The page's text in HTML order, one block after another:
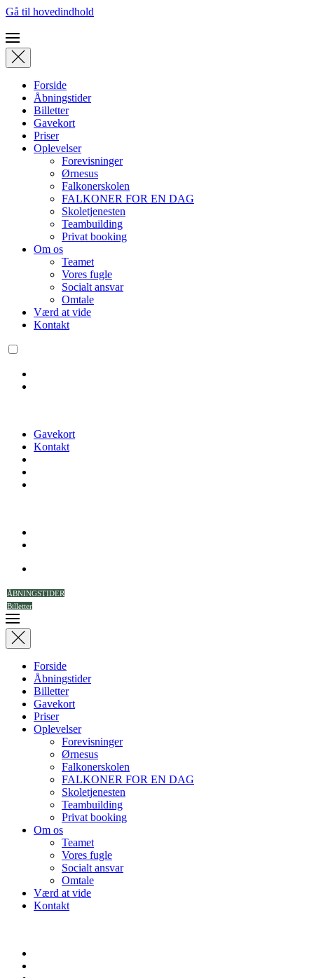
Gå til hovedindhold
Forside
Åbningstider
Billetter
Gavekort
Priser
Oplevelser
Forevisninger
Ørnesus
Falkonerskolen
FALKONER FOR EN DAG
Skoletjenesten
Teambuilding
Privat booking
Om os
Teamet
Vores fugle
Socialt ansvar
Omtale
Værd at vide
Kontakt
Gavekort
Kontakt
ÅBNINGSTIDER
Billetter
Forside
Åbningstider
Billetter
Gavekort
Priser
Oplevelser
Forevisninger
Ørnesus
Falkonerskolen
FALKONER FOR EN DAG
Skoletjenesten
Teambuilding
Privat booking
Om os
Teamet
Vores fugle
Socialt ansvar
Omtale
Værd at vide
Kontakt